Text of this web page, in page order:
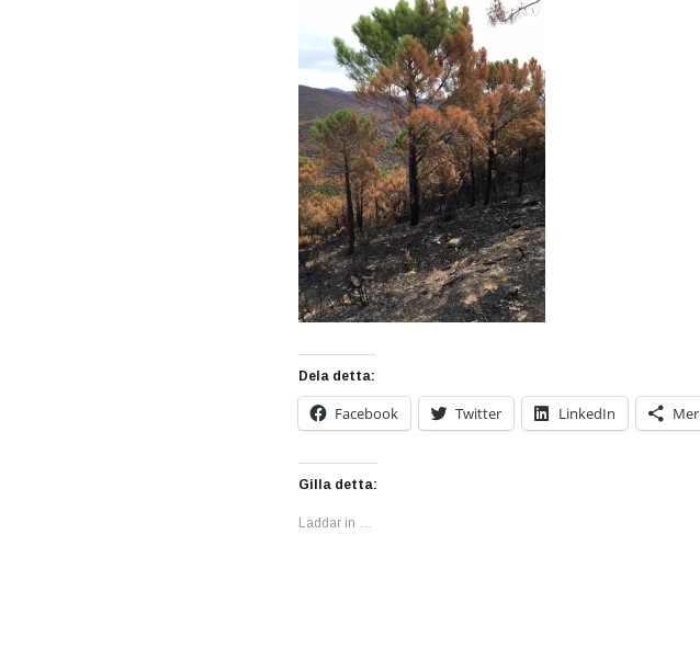
Dela detta:
Facebook Twitter LinkedIn Mer
Gilla detta:
Laddar in …